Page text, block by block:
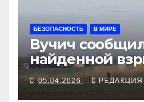
БЕЗОПАСНОСТЬ В МИРЕ
Вучич
найденной
05.04.2026 РЕДАКЦИЯ